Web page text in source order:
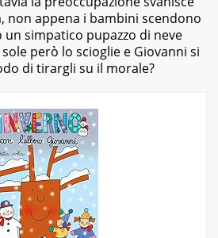
non appena i bambini scendono
simpatico pupazzo di neve
però lo scioglie e Giovanni si
di tirargli su il morale?